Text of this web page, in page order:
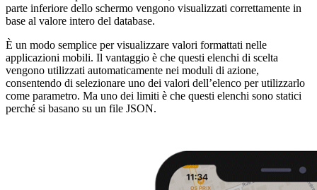
parte inferiore dello schermo vengono visualizzati correttamente in
base al valore intero del database.
È un modo semplice per visualizzare valori formattati nelle
applicazioni mobili. Il vantaggio è che questi elenchi di scelta
vengono utilizzati automaticamente nei moduli di azione,
consentendo di selezionare uno dei valori dell’elenco per utilizzarlo
come parametro. Ma uno dei limiti è che questi elenchi sono statici
perché si basano su un file JSON.